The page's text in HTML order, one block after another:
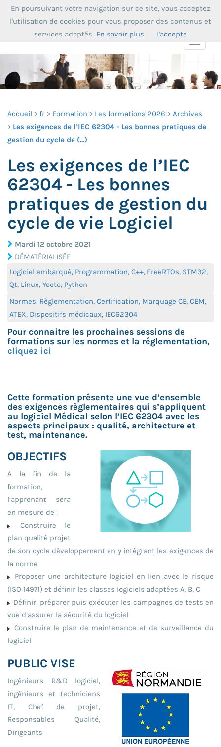
Toggle
Accueil fr Formation Les formations 2026
Archives
Les exigences de l’IEC 62304 - Les bonnes pratiques de
gestion du cycle de (...)
Les exigences de l’IEC
62304 - Les bonnes
pratiques de gestion du
cycle de vie Logiciel
Mardi 12 octobre 2021
DÉMATÉRIALISÉE
Logiciel embarqué, Programmation, C++, FreeRTOs, STM32,
Qt, Linux, Yocto, Python
Normes, Règlementation, Certification, Marquage CE, CEM,
ATEX, Dispositifs médicaux, IEC62304
Pour connaitre les prochaines sessions de
formations sur les normes et la réglementation,
cliquez ici
Cette formation présente une vue d’ensemble
des exigences règlementaires qui s’appliquent
au logiciel Médical selon l’IEC 62304 avec les
aspects principaux : qualité, architecture et
test, maintenance.
OBJECTIFS
A la fin de la
formation,
l’apprenant sera
en mesure de :
Construire le
plan qualité projet
de son cycle développement en y intégrant les exigences de
la norme
Proposer une architecture logiciel en lien avec le risque
(ISO 14971) et définir les classes logiciels adaptées A, B, C
Définir, préparer puis exécuter les campagnes de tests en
vue d’assurer la sécurité du logiciel
Construire le plan de maintenance et de surveillance du
logiciel
PUBLIC VISE
Ingénieurs R&D logiciel,
ingénieurs et techniciens
IT, Chef de projet,
Responsables Qualité,
Dirigeants
En poursuivant votre navigation sur ce site, vous acceptez
l'utilisation de cookies pour vous proposer des contenus et
services adaptés En savoir plus J'accepte